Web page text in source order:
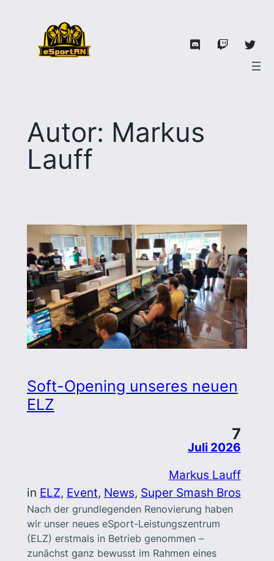
springen
Autor: Markus
Lauff
Soft-Opening unseres neuen
ELZ
7
Juli 2026
Markus Lauff
in ELZ, Event, News, Super Smash Bros
Nach der grundlegenden Renovierung haben
wir unser neues eSport-Leistungszentrum
(ELZ) erstmals in Betrieb genommen –
zunächst ganz bewusst im Rahmen eines